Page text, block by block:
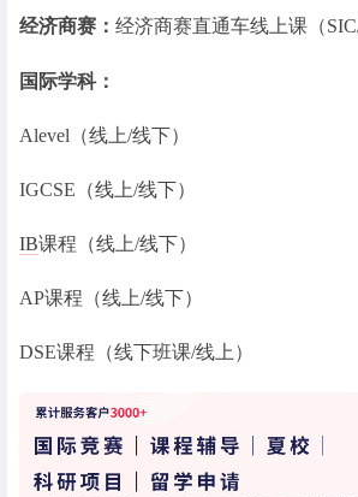
经济商赛： 经济商赛直通车线上课（
国际学科：
Alevel（线上/线下）
IGCSE（线上/线下）
IB课程（线上/线下）
AP课程（线上/线下）
DSE课程（线下班课/线上）